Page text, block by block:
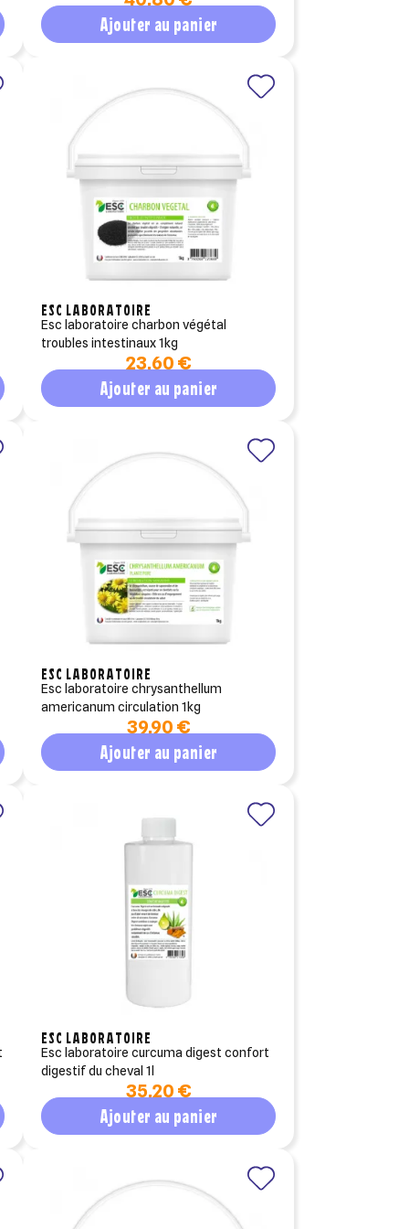
Ajouter au panier
ESC LABORATOIRE
esc laboratoire charbon végétal
troubles intestinaux 1kg
23,60 €
Ajouter au panier
ESC LABORATOIRE
esc laboratoire chrysanthellum
americanum circulation 1kg
39,90 €
Ajouter au panier
ESC LABORATOIRE
esc laboratoire curcuma digest confort
digestif du cheval 1l
35,20 €
Ajouter au panier